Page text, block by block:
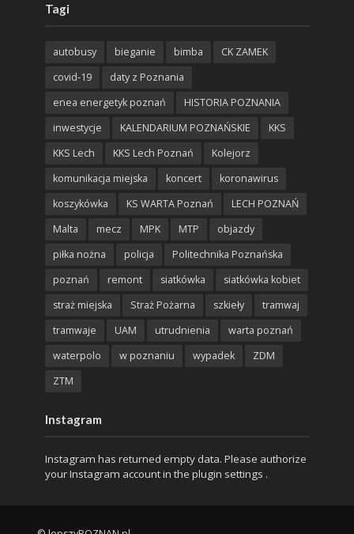
Tagi
autobusy bieganie bimba
CK ZAMEK
covid-19
daty z Poznania
enea energetyk poznań
HISTORIA POZNANIA
inwestycje
KALENDARIUM POZNAŃSKIE
KKS
KKS Lech
KKS Lech Poznań
Kolejorz
komunikacja miejska
koncert
koronawirus
koszykówka
KS WARTA Poznań
LECH POZNAŃ
Malta
mecz MPK MTP
objazdy
piłka nożna
policja
Politechnika Poznańska
poznań
remont siatkówka
siatkówka kobiet
straż miejska
Straż Pożarna szkieły
tramwaj
tramwaje
UAM utrudnienia
warta poznań
waterpolo
w poznaniu wypadek
ZDM
ZTM
Instagram
Instagram has returned empty data. Please authorize
your Instagram account in the plugin settings .